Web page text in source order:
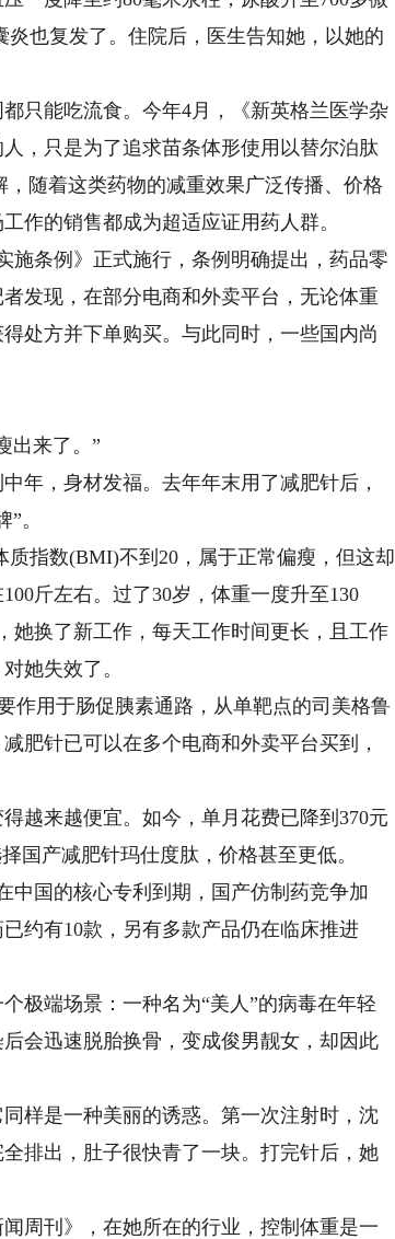
也复发了。住院后，医生告知她，以她的
能吃流食。今年4月，《新英格兰医学杂
，只是为了追求苗条体形使用以替尔泊肽
随着这类药物的减重效果广泛传播、价格
作的销售都成为超适应证用药人群。
条例》正式施行，条例明确提出，药品零
发现，在部分电商和外卖平台，无论体重
处方并下单购买。与此同时，一些国内尚
出来了。”
，身材发福。去年年末用了减肥针后，
。
指数(BMI)不到20，属于正常偏瘦，但这却
斤左右。过了30岁，体重一度升至130
她换了新工作，每天工作时间更长，且工作
她失效了。
用于肠促胰素通路，从单靶点的司美格鲁
肥针已可以在多个电商和外卖平台买到，
来越便宜。如今，单月花费已降到370元
国产减肥针玛仕度肽，价格甚至更低。
国的核心专利到期，国产仿制药竞争加
约有10款，另有多款产品仍在临床推进
端场景：一种名为“美人”的病毒在年轻
会迅速脱胎换骨，变成俊男靓女，却因此
是一种美丽的诱惑。第一次注射时，沈
排出，肚子很快青了一块。打完针后，她
刊》，在她所在的行业，控制体重是一